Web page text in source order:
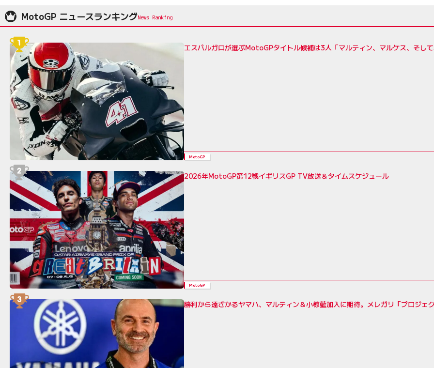
MotoGP ニュースランキング
エスパルガロが選ぶMotoGPタイトル候補は3人「マルティン、マルケス、そして
MotoGP
2026年MotoGP第12戦イギリスGP TV放送＆タイムスケジュール
MotoGP
勝利から遠ざかるヤマハ、マルティン＆小椋藍加入に期待。メレガリ「プロジェ